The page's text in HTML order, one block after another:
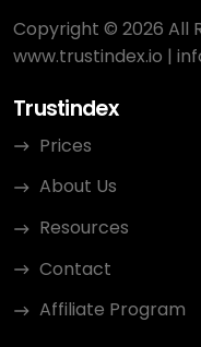
Copyright © 2026 All
www.trustindex.io |
Trustindex
Prices
About Us
Resources
Contact
Affiliate Program